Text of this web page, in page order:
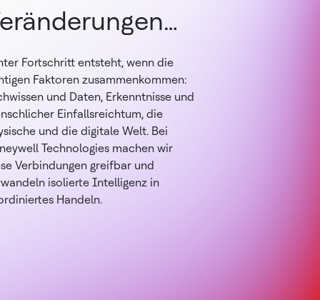
Fortschritt entsteht, wenn die
Faktoren zusammenkommen:
und Daten, Erkenntnisse und
Einfallsreichtum, die
und die digitale Welt. Bei
Technologies machen wir
Verbindungen greifbar und
isolierte Intelligenz in
Handeln.